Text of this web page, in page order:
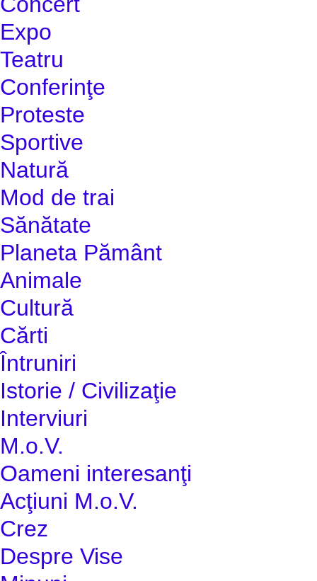
Expo
Teatru
Conferinţe
Proteste
Sportive
Natură
Mod de trai
Sănătate
Planeta Pământ
Animale
Cultură
Cărti
Întruniri
Istorie / Civilizaţie
Interviuri
M.o.V.
Oameni interesanţi
Acţiuni M.o.V.
Crez
Despre Vise